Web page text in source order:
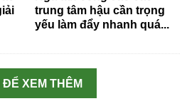
trung tâm hậu cần trọng
yếu làm đẩy nhanh quá...
ĐỂ XEM THÊM